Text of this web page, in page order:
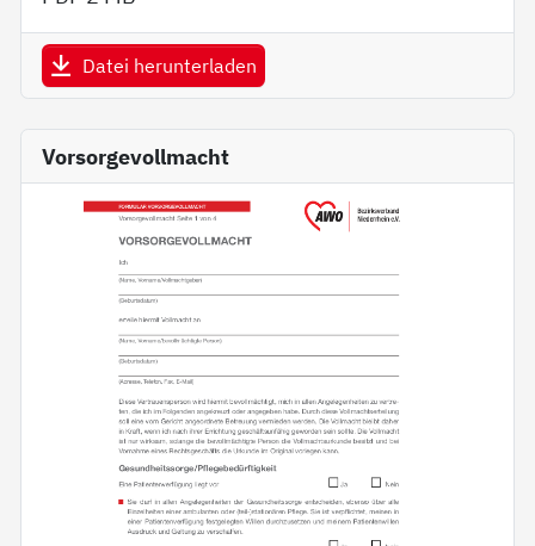
Datei herunterladen
Vorsorgevollmacht